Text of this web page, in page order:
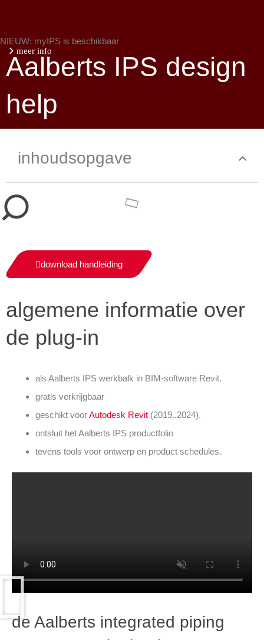
NIEUW: myIPS is beschikbaar
meer info
Aalberts IPS design
help
inhoudsopgave
download handleiding
algemene informatie over
de plug-in
als Aalberts IPS werkbalk in BIM-software Revit.
gratis verkrijgbaar
geschikt voorAutodesk Revit (2019..2024).
ontsluit het Aalberts IPS productfolio
tevens tools voor ontwerp en product schedules.
de Aalberts integrated piping